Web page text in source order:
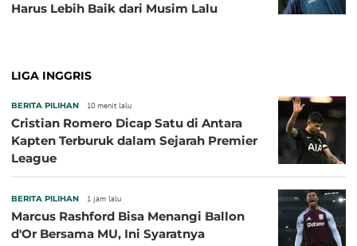
Harus Lebih Baik dari Musim Lalu
LIGA INGGRIS
BERITA PILIHAN 10 menit lalu
Cristian Romero Dicap Satu di Antara
Kapten Terburuk dalam Sejarah Premier
League
BERITA PILIHAN 1 jam lalu
Marcus Rashford Bisa Menangi Ballon
d'Or Bersama MU, Ini Syaratnya